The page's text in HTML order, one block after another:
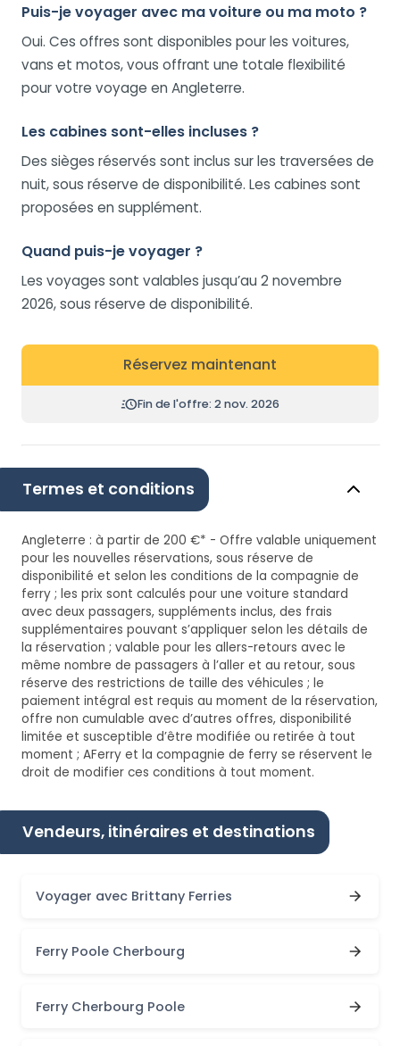
Puis-je voyager avec ma voiture ou ma moto ?
Oui. Ces offres sont disponibles pour les voitures,
vans et motos, vous offrant une totale flexibilité
pour votre voyage en Angleterre.
Les cabines sont-elles incluses ?
Des sièges réservés sont inclus sur les traversées de
nuit, sous réserve de disponibilité. Les cabines sont
proposées en supplément.
Quand puis-je voyager ?
Les voyages sont valables jusqu’au 2 novembre
2026, sous réserve de disponibilité.
Réservez maintenant
Fin de l'offre: 2 nov. 2026
Termes et conditions
Angleterre : à partir de 200 €* - Offre valable uniquement
pour les nouvelles réservations, sous réserve de
disponibilité et selon les conditions de la compagnie de
ferry ; les prix sont calculés pour une voiture standard
avec deux passagers, suppléments inclus, des frais
supplémentaires pouvant s’appliquer selon les détails de
la réservation ; valable pour les allers-retours avec le
même nombre de passagers à l’aller et au retour, sous
réserve des restrictions de taille des véhicules ; le
paiement intégral est requis au moment de la réservation,
offre non cumulable avec d’autres offres, disponibilité
limitée et susceptible d’être modifiée ou retirée à tout
moment ; AFerry et la compagnie de ferry se réservent le
droit de modifier ces conditions à tout moment.
Vendeurs, itinéraires et destinations
Voyager avec Brittany Ferries
Ferry Poole Cherbourg
Ferry Cherbourg Poole